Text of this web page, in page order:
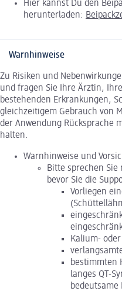
Hier kannst Du den
herunterladen:
Warnhinweise
Zu Risiken und
und fragen Sie Ihre Ärztin,
bestehenden Erkrankungen,
gleichzeitigem Gebrauch von
der Anwendung Rücksprache
halten.
Warnhinweise und
Bitte sprechen
bevor Sie die
Vorliegen
Kalium-
bestimmten
langes QT-
bedeutsame